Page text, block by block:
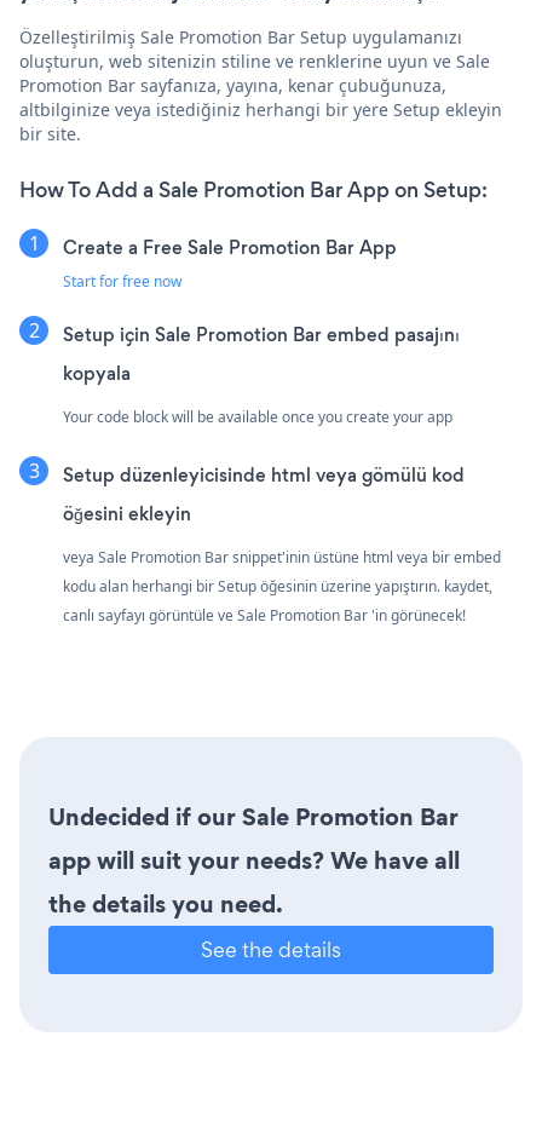
Özelleştirilmiş Sale Promotion Bar Setup uygulamanızı
oluşturun, web sitenizin stiline ve renklerine uyun ve Sale
Promotion Bar sayfanıza, yayına, kenar çubuğunuza,
altbilginize veya istediğiniz herhangi bir yere Setup ekleyin
bir site.
How To Add a Sale Promotion Bar App on Setup:
Create a Free Sale Promotion Bar App
Start for free now
Setup için Sale Promotion Bar embed pasajını
kopyala
Your code block will be available once you create your app
Setup düzenleyicisinde html veya gömülü kod
öğesini ekleyin
veya Sale Promotion Bar snippet'inin üstüne html veya bir embed
kodu alan herhangi bir Setup öğesinin üzerine yapıştırın. kaydet,
canlı sayfayı görüntüle ve Sale Promotion Bar 'in görünecek!
Undecided if our Sale Promotion Bar
app will suit your needs? We have all
the details you need.
See the details